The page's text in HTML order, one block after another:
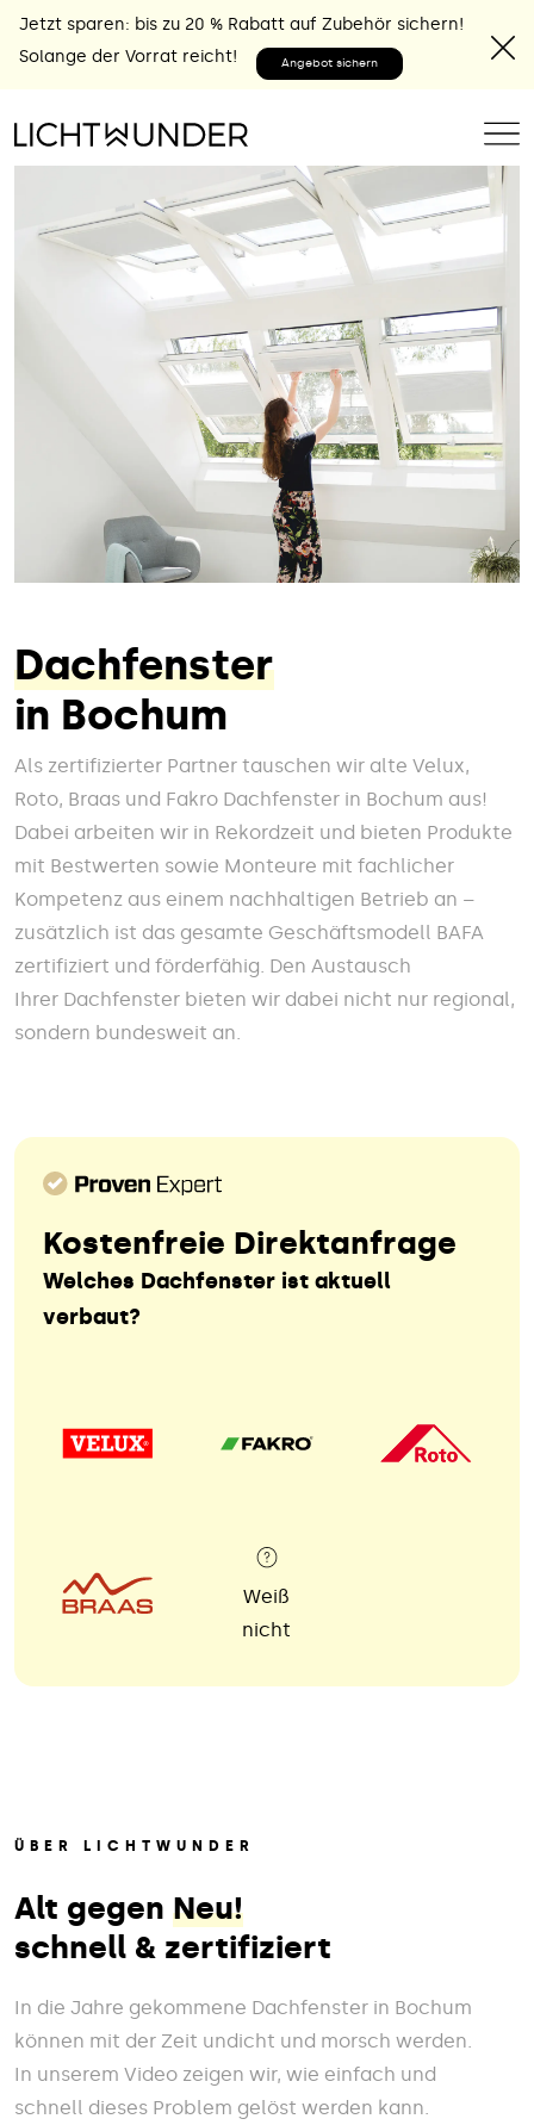
Jetzt sparen: bis zu 20 % Rabatt auf Zubehör sichern!
Solange der Vorrat reicht!
Angebot sichern
Dachfenster
in Bochum
Als zertifizierter Partner tauschen wir alte Velux,
Roto, Braas und Fakro Dachfenster in Bochum aus!
Dabei arbeiten wir in Rekordzeit und bieten Produkte
mit Bestwerten sowie Monteure mit fachlicher
Kompetenz aus einem nachhaltigen Betrieb an –
zusätzlich ist das gesamte Geschäftsmodell BAFA
zertifiziert und förderfähig. Den Austausch
Ihrer Dachfenster bieten wir dabei nicht nur regional,
sondern bundesweit an.
Kostenfreie Direktanfrage
Welches Dachfenster ist aktuell
verbaut?
Weiß
nicht
ÜBER LICHTWUNDER
Alt gegen Neu!
schnell & zertifiziert
In die Jahre gekommene Dachfenster in Bochum
können mit der Zeit undicht und morsch werden.
In unserem Video zeigen wir, wie einfach und
schnell dieses Problem gelöst werden kann.